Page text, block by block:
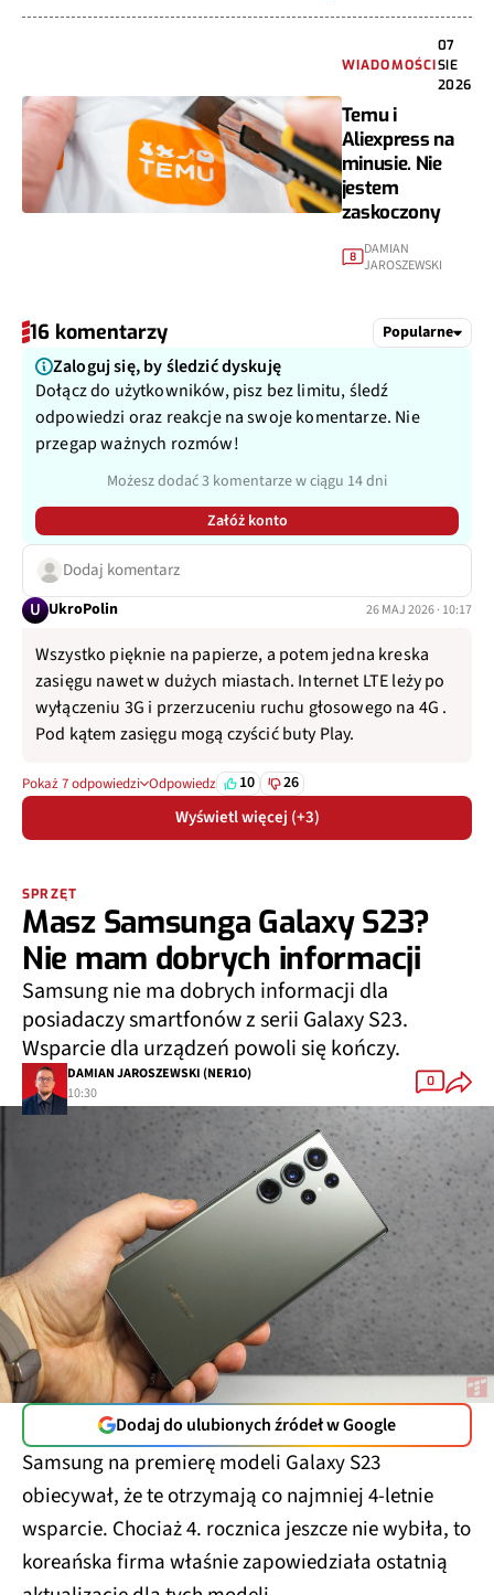
WIADOMOŚCI
07
SIE
2026
Temu i
Aliexpress na
minusie. Nie
jestem
zaskoczony
8 DAMIAN
JAROSZEWSKI
16 komentarzy Popularne
Zaloguj się, by śledzić dyskuję
Dołącz do użytkowników, pisz bez limitu, śledź
odpowiedzi oraz reakcje na swoje komentarze. Nie
przegap ważnych rozmów!
Możesz dodać 3 komentarze w ciągu 14 dni
Załóż konto
Dodaj komentarz
U UkroPolin 26 MAJ 2026 · 10:17
Wszystko pięknie na papierze, a potem jedna kreska
zasięgu nawet w dużych miastach. Internet LTE leży po
wyłączeniu 3G i przerzuceniu ruchu głosowego na 4G .
Pod kątem zasięgu mogą czyścić buty Play.
Pokaż 7 odpowiedzi Odpowiedz 10 26
Wyświetl więcej (+3)
SPRZĘT
Masz Samsunga Galaxy S23?
Nie mam dobrych informacji
Samsung nie ma dobrych informacji dla
posiadaczy smartfonów z serii Galaxy S23.
Wsparcie dla urządzeń powoli się kończy.
DAMIAN JAROSZEWSKI (NER1O)
10:30
0
Dodaj do ulubionych źródeł w Google
Samsung na premierę modeli Galaxy S23
obiecywał, że te otrzymają co najmniej 4-letnie
wsparcie. Chociaż 4. rocznica jeszcze nie wybiła, to
koreańska firma właśnie zapowiedziała ostatnią